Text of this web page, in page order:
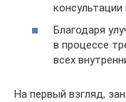
консультации
Благодаря
в процессе
всех
На первый взгляд,